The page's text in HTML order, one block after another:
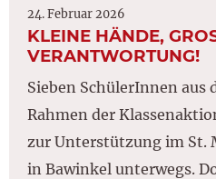
24. Februar 2026
KLEINE HÄNDE,
ERANTWORTUNG!
Sieben SchülerInnen aus
Rahmen der
zur Unterstützung im St.
in Bawinkel unterwegs.